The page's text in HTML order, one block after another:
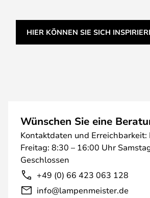
HIER KÖNNEN SIE SICH
Wünschen Sie eine
Kontaktdaten und Erreichbarkeit:
Freitag: 8:30 – 16:00 Uhr
Geschlossen
+49 (0) 66 423 063 128
info@lampenmeister.de